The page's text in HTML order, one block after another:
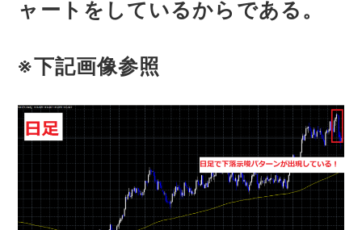
ャートをしているからである。
※下記画像参照